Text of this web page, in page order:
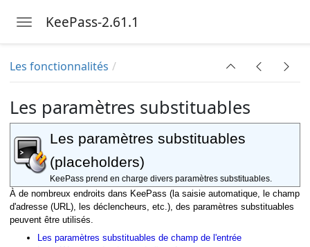
Toggle navigation
KeePass-2.61.1
Les fonctionnalités
Les paramètres substituables
Les paramètres substituables
(placeholders)
KeePass prend en charge divers paramètres substituables.
À de nombreux endroits dans KeePass (la saisie automatique, le champ
d'adresse (URL), les déclencheurs, etc.), des paramètres substituables
peuvent être utilisés.
Les paramètres substituables de champ de l'entrée